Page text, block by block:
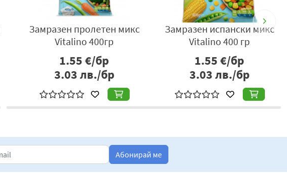
Замразен пролетен микс
Vitalino 400гр
1.55€/бр
3.03лв./бр
Замразен испански микс
Vitalino 400 гр
1.55€/бр
3.03лв./бр
Абонирай ме